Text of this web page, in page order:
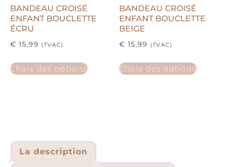
BANDEAU CROISÉ
ENFANT BOUCLETTE
ÉCRU
€ 15,99 (TVAC)
Choix des options
BANDEAU CROISÉ
ENFANT BOUCLETTE
BEIGE
€ 15,99 (TVAC)
Choix des options
La description